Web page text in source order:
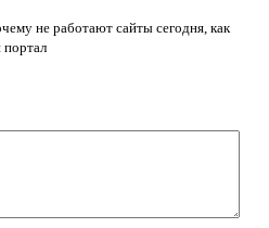
не работают сайты сегодня, как